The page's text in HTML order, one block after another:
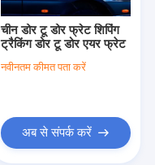
चीन डोर टू डोर फ्रेट शिपिंग
ट्रैकिंग डोर टू डोर एयर फ्रेट
नवीनतम कीमत पता करें
अब से संपर्क करें